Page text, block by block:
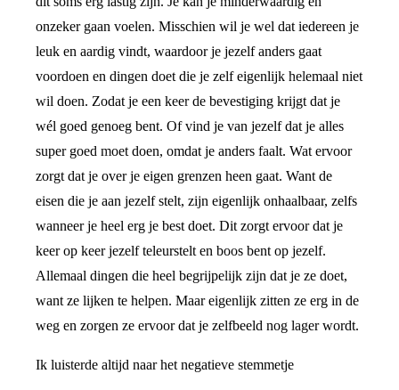
onzeker gaan voelen. Misschien wil je wel dat iedereen je
leuk en aardig vindt, waardoor je jezelf anders gaat
voordoen en dingen doet die je zelf eigenlijk helemaal niet
wil doen. Zodat je een keer de bevestiging krijgt dat je
wél goed genoeg bent. Of vind je van jezelf dat je alles
super goed moet doen, omdat je anders faalt. Wat ervoor
zorgt dat je over je eigen grenzen heen gaat. Want de
eisen die je aan jezelf stelt, zijn eigenlijk onhaalbaar, zelfs
wanneer je heel erg je best doet. Dit zorgt ervoor dat je
keer op keer jezelf teleurstelt en boos bent op jezelf.
Allemaal dingen die heel begrijpelijk zijn dat je ze doet,
want ze lijken te helpen. Maar eigenlijk zitten ze erg in de
weg en zorgen ze ervoor dat je zelfbeeld nog lager wordt.
Ik luisterde altijd naar het negatieve stemmetje